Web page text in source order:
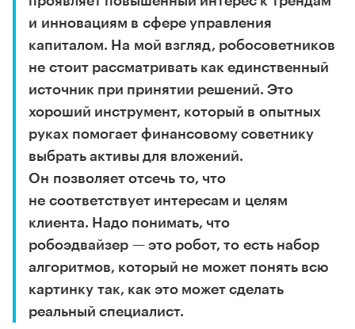
и инновациям в сфере управления
капиталом. На мой взгляд, робосоветников
не стоит рассматривать как единственный
источник при принятии решений. Это
хороший инструмент, который в опытных
руках помогает финансовому советнику
выбрать активы для вложений.
Он позволяет отсечь то, что
не соответствует интересам и целям
клиента. Надо понимать, что
робоэдвайзер — это робот, то есть набор
алгоритмов, который не может понять всю
картинку так, как это может сделать
реальный специалист.